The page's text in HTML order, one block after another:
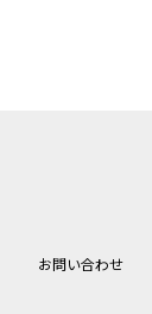
お問い合わせ